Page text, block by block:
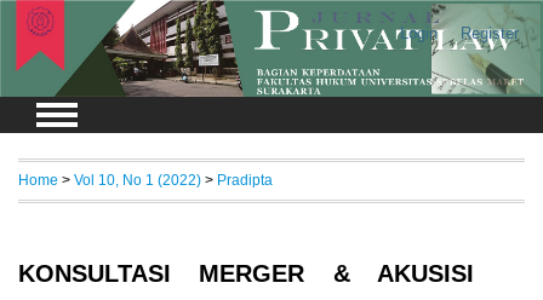
Login Register
Home > Vol 10, No 1 (2022) > Pradipta
KONSULTASI MERGER & AKUSISI